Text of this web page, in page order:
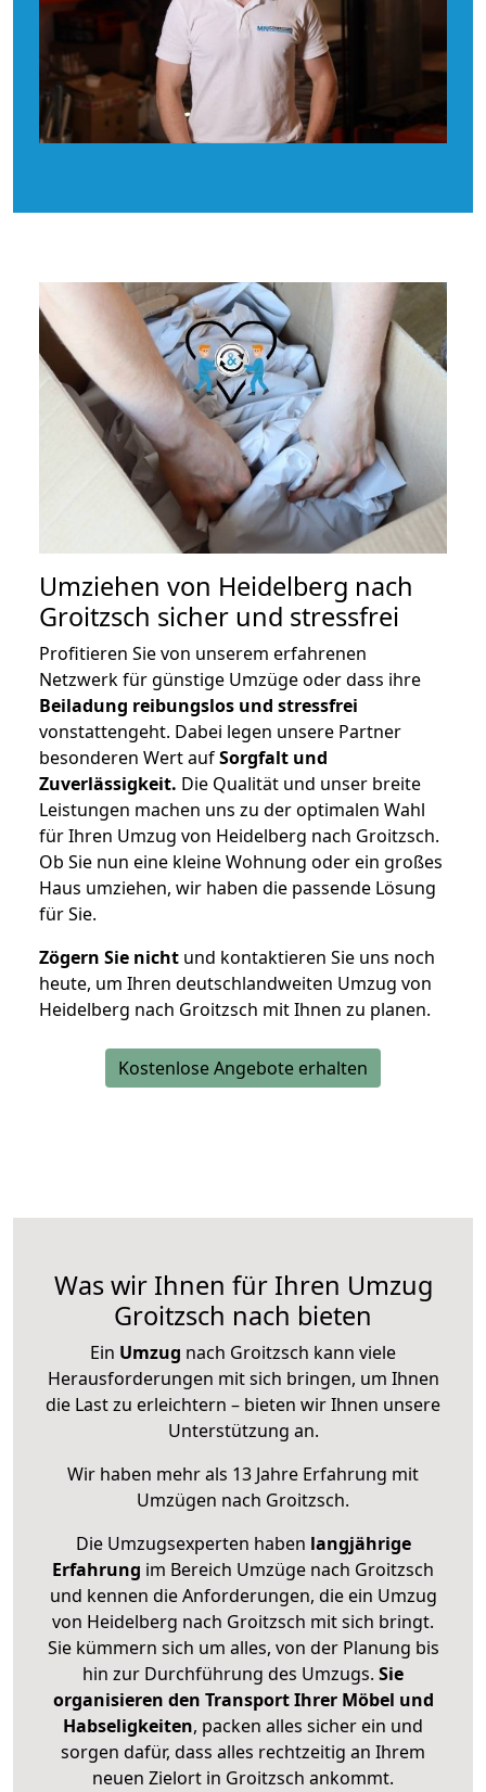
Umziehen von Heidelberg nach
Groitzsch sicher und stressfrei
Profitieren Sie von unserem erfahrenen
Netzwerk für günstige Umzüge oder dass ihre
Beiladung reibungslos und stressfrei
vonstattengeht. Dabei legen unsere Partner
besonderen Wert aufSorgfalt und
Zuverlässigkeit. Die Qualität und unser breite
Leistungen machen uns zu der optimalen Wahl
für Ihren Umzug von Heidelberg nach Groitzsch.
Ob Sie nun eine kleine Wohnung oder ein großes
Haus umziehen, wir haben die passende Lösung
für Sie.
Zögern Sie nicht und kontaktieren Sie uns noch
heute, um Ihren deutschlandweiten Umzug von
Heidelberg nach Groitzsch mit Ihnen zu planen.
Kostenlose Angebote erhalten
Was wir Ihnen für Ihren Umzug
Groitzsch nach bieten
Ein Umzug nach Groitzsch kann viele
Herausforderungen mit sich bringen, um Ihnen
die Last zu erleichtern – bieten wir Ihnen unsere
Unterstützung an.
Wir haben mehr als 13 Jahre Erfahrung mit
Umzügen nach Groitzsch.
Die Umzugsexperten haben langjährige
Erfahrung im Bereich Umzüge nach Groitzsch
und kennen die Anforderungen, die ein Umzug
von Heidelberg nach Groitzsch mit sich bringt.
Sie kümmern sich um alles, von der Planung bis
hin zur Durchführung des Umzugs. Sie
organisieren den Transport Ihrer Möbel und
Habseligkeiten, packen alles sicher ein und
sorgen dafür, dass alles rechtzeitig an Ihrem
neuen Zielort in Groitzsch ankommt.